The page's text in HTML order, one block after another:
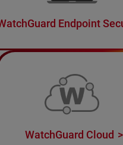
Endpoint
WatchGuard Cloud